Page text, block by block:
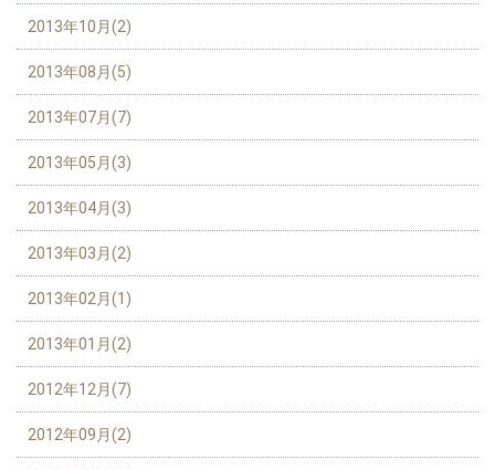
2013年10月(2)
2013年08月(5)
2013年07月(7)
2013年05月(3)
2013年04月(3)
2013年03月(2)
2013年02月(1)
2013年01月(2)
2012年12月(7)
2012年09月(2)